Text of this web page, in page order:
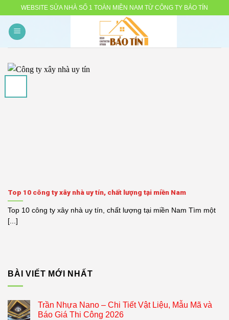
content
WEBSITE SỬA NHÀ SỐ 1 TOÀN MIỀN NAM TỪ CÔNG TY BẢO TÍN
Top 10 công ty xây nhà uy tín, chất lượng tại miền Nam
Top 10 công ty xây nhà uy tín, chất lượng tại miền Nam Tìm một
[...]
BÀI VIẾT MỚI NHẤT
Trần Nhựa Nano – Chi Tiết Vật Liệu, Mẫu Mã và
Báo Giá Thi Công 2026